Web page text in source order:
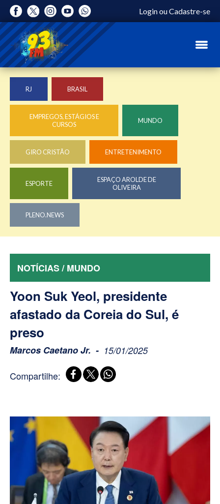
LoginouCadastre-se
RJ BRASIL
EMPREGOS, ESTÁGIOS E
CURSOS
MUNDO
GIRO CRISTÃO ENTRETENIMENTO
ESPORTE
ESPAÇO AROLDE DE
OLIVEIRA
PLENO.NEWS
NOTÍCIAS / MUNDO
Yoon Suk Yeol, presidente
afastado da Coreia do Sul, é
preso
Marcos Caetano Jr. 15/01/2025
Compartilhe: